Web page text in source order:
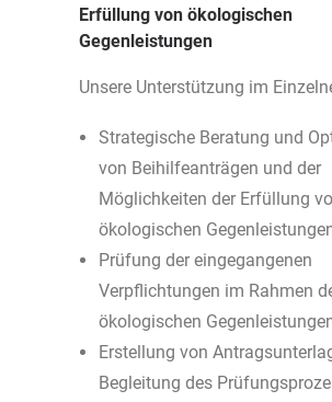
Erfüllung von ökologischen
Gegenleistungen
Unsere Unterstützung im
Strategische Beratung und
von Beihilfeanträgen und der
Möglichkeiten der Erfüllung
ökologischen
Prüfung der eingegangenen
Verpflichtungen im Rahmen
ökologischen
Erstellung von
Begleitung des